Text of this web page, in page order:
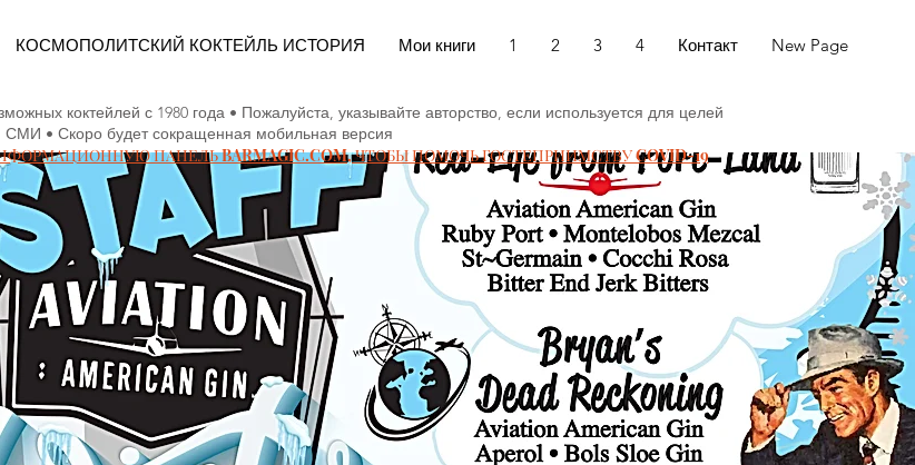
КОСМОПОЛИТСКИЙ КОКТЕЙЛЬ ИСТОРИЯ Мои книги 1 2 3 4 Контакт New Page
коктейлей с 1980 года • Пожалуйста, указывайте авторство, если используется для целей
СМИ • Скоро будет сокращенная мобильная версия
ПАНЕЛЬ BARMAGIC.COM, ЧТОБЫ ПОМОЧЬ ГОСТЕПРИИМСТВУ COVID-19